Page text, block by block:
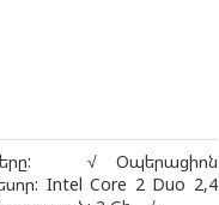
√ Օպերացիոն
Intel Core 2 Duo 2,4